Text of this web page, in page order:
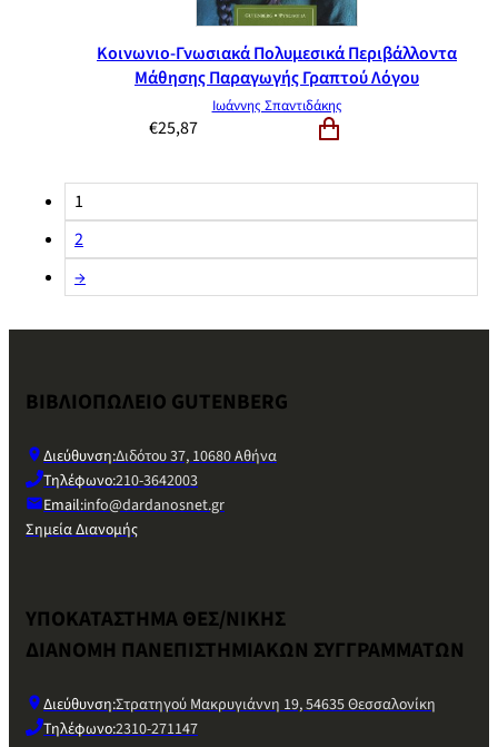
Κοινωνιο-Γνωσιακά Πολυμεσικά Περιβάλλοντα
Μάθησης Παραγωγής Γραπτού Λόγου
Ιωάννης Σπαντιδάκης
€25,87
1
2
→
ΒΙΒΛΙΟΠΩΛΕΙΟ GUTENBERG
Διεύθυνση:Διδότου 37, 10680 Αθήνα
Τηλέφωνο:210-3642003
Email:info@dardanosnet.gr
Σημεία Διανομής
ΥΠΟΚΑΤΑΣΤΗΜΑ ΘΕΣ/ΝΙΚΗΣ
ΔΙΑΝΟΜΗ ΠΑΝΕΠΙΣΤΗΜΙΑΚΩΝ ΣΥΓΓΡΑΜΜΑΤΩΝ
Διεύθυνση:Στρατηγού Μακρυγιάννη 19, 54635 Θεσσαλονίκη
Τηλέφωνο:2310-271147